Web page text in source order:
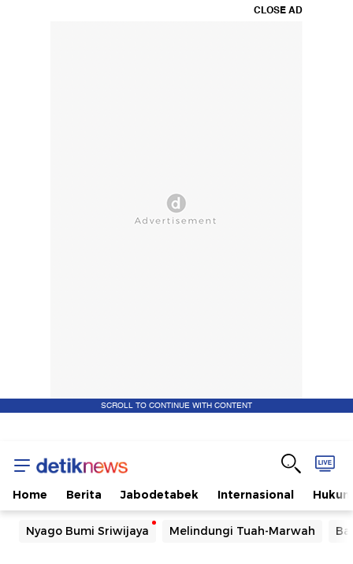
CLOSE AD
SCROLL TO CONTINUE WITH CONTENT
Home Berita Jabodetabek Internasional Hukum
Nyago Bumi Sriwijaya Melindungi Tuah-Marwah